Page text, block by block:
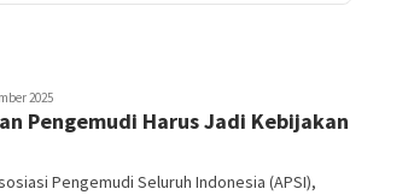
2025
Pengemudi Harus Jadi Kebijakan
Pengemudi Seluruh Indonesia (APSI),